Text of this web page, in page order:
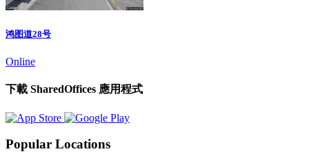
鸿图道28号
Online
下載 SharedOffices 應用程式
Popular Locations